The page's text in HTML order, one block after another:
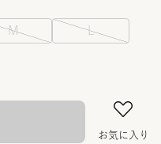
M L
お気に入り